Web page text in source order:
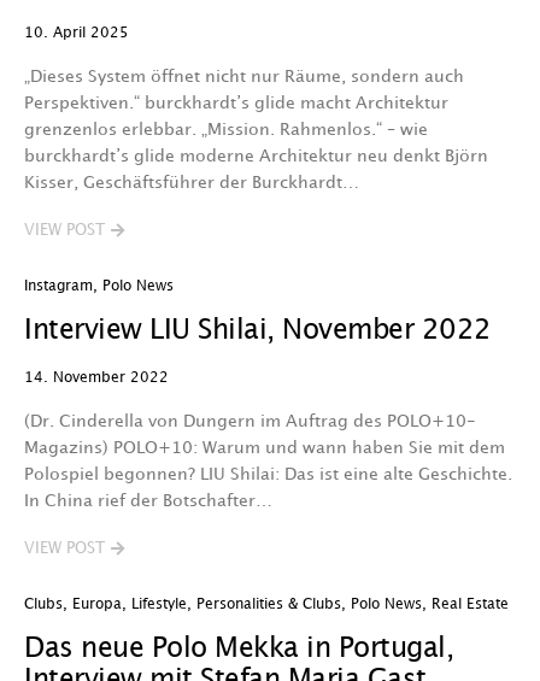
10. April 2025
„Dieses System öffnet nicht nur Räume, sondern auch
Perspektiven.“ burckhardt’s glide macht Architektur
grenzenlos erlebbar. „Mission. Rahmenlos.“ – wie
burckhardt’s glide moderne Architektur neu denkt Björn
Kisser, Geschäftsführer der Burckhardt…
VIEW POST
Instagram Polo News
Interview LIU Shilai, November 2022
14. November 2022
(Dr. Cinderella von Dungern im Auftrag des POLO+10-
Magazins) POLO+10: Warum und wann haben Sie mit dem
Polospiel begonnen? LIU Shilai: Das ist eine alte Geschichte.
In China rief der Botschafter…
VIEW POST
Clubs Europa Lifestyle Personalities & Clubs Polo News Real Estate
Das neue Polo Mekka in Portugal,